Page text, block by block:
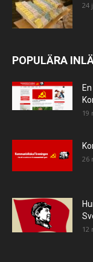
24
POPULÄRA
19
26
12